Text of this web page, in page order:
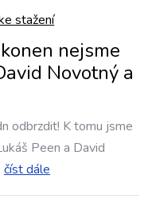
stažení
nejsme
Novotný a
odbrzdit! K tomu jsme
Peen a David
číst dále